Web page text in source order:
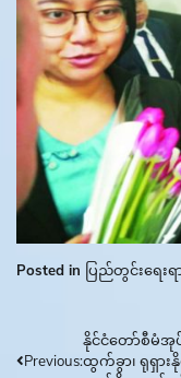
Posted in ပြည်တွင်းရေးရ
Previous:
နိုင်ငံတော်စီမံအု
ထွက်ခွာ၊ ရုရှား